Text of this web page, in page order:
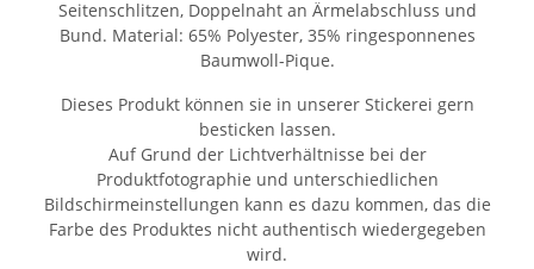
Seitenschlitzen, Doppelnaht an Ärmelabschluss und
Bund. Material: 65% Polyester, 35% ringesponnenes
Baumwoll-Pique.
Dieses Produkt können sie in unserer Stickerei gern
besticken lassen.
Auf Grund der Lichtverhältnisse bei der
Produktfotographie und unterschiedlichen
Bildschirmeinstellungen kann es dazu kommen, das die
Farbe des Produktes nicht authentisch wiedergegeben
wird.